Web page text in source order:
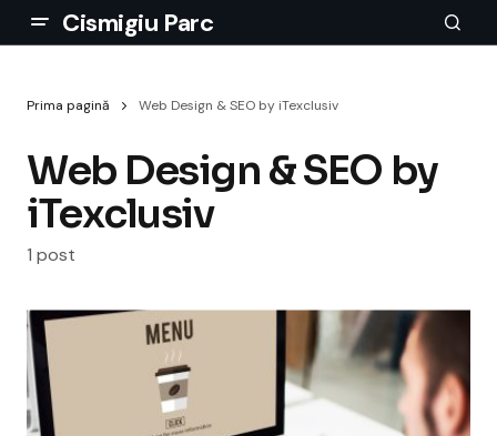
Cismigiu Parc
Prima pagină Web Design & SEO by iTexclusiv
Web Design & SEO by
iTexclusiv
1 post